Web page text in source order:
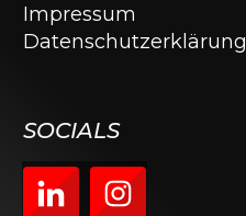
Impressum
Datenschutzerklärung
SOCIALS